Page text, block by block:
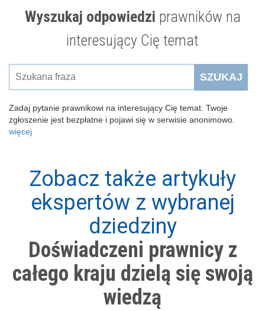
Wyszukaj odpowiedzi prawników na
interesujący Cię temat
SZUKAJ
Zadaj pytanie prawnikowi na interesujący Cię temat. Twoje
zgłoszenie jest bezpłatne i pojawi się w serwisie anonimowo.
więcej
Zobacz także artykuły
ekspertów z wybranej
dziedziny
Doświadczeni prawnicy z
całego kraju dzielą się swoją
wiedzą